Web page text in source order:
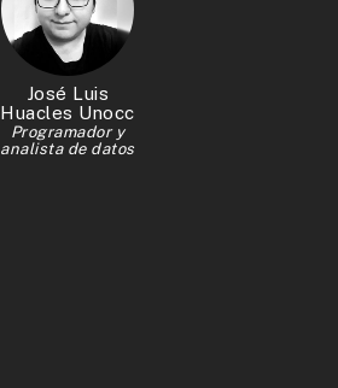
José Luis
Huacles Unocc
Programador y
analista de datos